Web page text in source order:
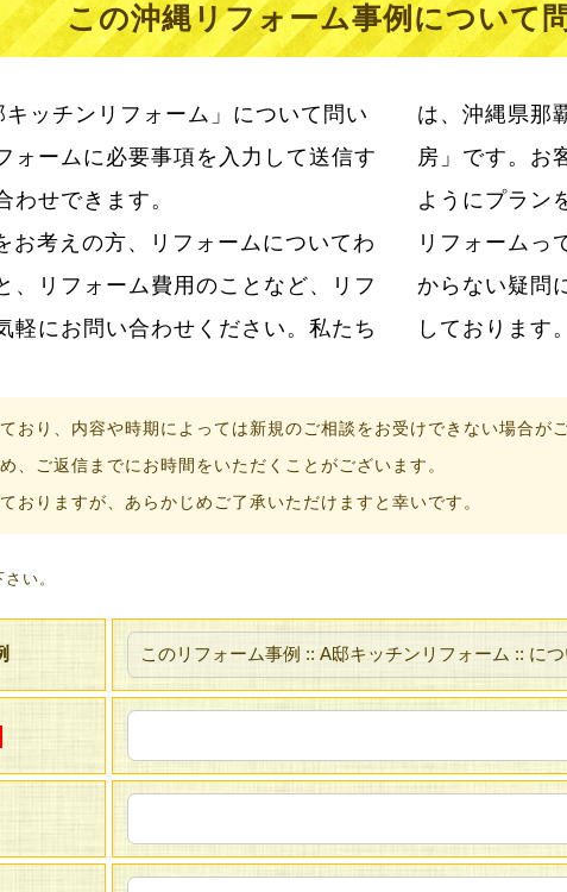
この沖縄リフォーム事例について
ッチンリフォーム」について問い
ォームに必要事項を入力して送信す
わせできます。
お考えの方、リフォームについてわ
、リフォーム費用のことなど、リフ
軽にお問い合わせください。私たち
は、沖縄県那
房」です。お
ようにプラン
物。だからこそ私たちはお客様のわ
満足していただけるように日々努力
しております。
おり、内容や時期によっては新規のご相談をお受けできない場合がご
、ご返信までにお時間をいただくことがございます。
おりますが、あらかじめご了承いただけますと幸いです。
い。